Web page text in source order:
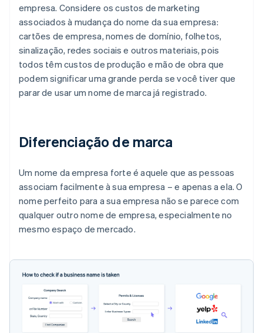
empresa. Considere os custos de marketing
associados à mudança do nome da sua empresa:
cartões de empresa, nomes de domínio, folhetos,
sinalização, redes sociais e outros materiais, pois
todos têm custos de produção e mão de obra que
podem significar uma grande perda se você tiver que
parar de usar um nome de marca já registrado.
Diferenciação de marca
Um nome da empresa forte é aquele que as pessoas
associam facilmente à sua empresa – e apenas a ela. O
nome perfeito para a sua empresa não se parece com
qualquer outro nome de empresa, especialmente no
mesmo espaço de mercado.